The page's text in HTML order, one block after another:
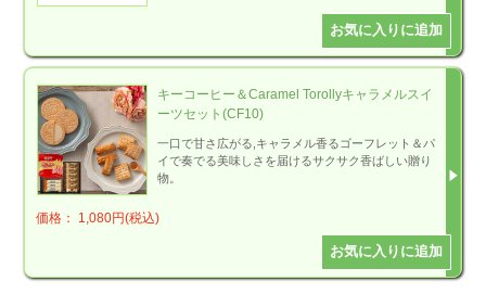
キーコーヒー＆Caramel Torollyキャラメルスイ
ーツセット(CF10)
一口で甘さ広がる,キャラメル香るゴーフレット＆パ
イで奏でる美味しさを届けるサクサク香ばしい贈り
物。
価格： 1,080円(税込)